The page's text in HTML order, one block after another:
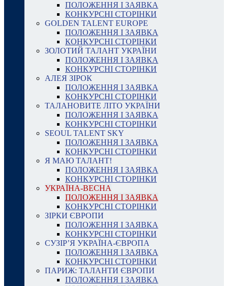
ПОЛОЖЕННЯ І ЗАЯВКА
КОНКУРСНІ СТОРІНКИ
GOLDEN TALENT EUROPE
ПОЛОЖЕННЯ І ЗАЯВКА
КОНКУРСНІ СТОРІНКИ
ЗОЛОТИЙ ТАЛАНТ УКРАЇНИ
ПОЛОЖЕННЯ І ЗАЯВКА
КОНКУРСНІ СТОРІНКИ
АЛЕЯ ЗІРОК
ПОЛОЖЕННЯ І ЗАЯВКА
КОНКУРСНІ СТОРІНКИ
ТАЛАНОВИТЕ ЛІТО УКРАЇНИ
ПОЛОЖЕННЯ І ЗАЯВКА
КОНКУРСНІ СТОРІНКИ
SEOUL TALENT SKY
ПОЛОЖЕННЯ І ЗАЯВКА
КОНКУРСНІ СТОРІНКИ
Я МАЮ ТАЛАНТ!
ПОЛОЖЕННЯ І ЗАЯВКА
КОНКУРСНІ СТОРІНКИ
УКРАЇНА-ВЕСНА
ПОЛОЖЕННЯ І ЗАЯВКА
КОНКУРСНІ СТОРІНКИ
ЗІРКИ ЄВРОПИ
ПОЛОЖЕННЯ І ЗАЯВКА
КОНКУРСНІ СТОРІНКИ
СУЗІР’Я УКРАЇНА-ЄВРОПА
ПОЛОЖЕННЯ І ЗАЯВКА
КОНКУРСНІ СТОРІНКИ
ПАРИЖ: ТАЛАНТИ ЄВРОПИ
ПОЛОЖЕННЯ І ЗАЯВКА